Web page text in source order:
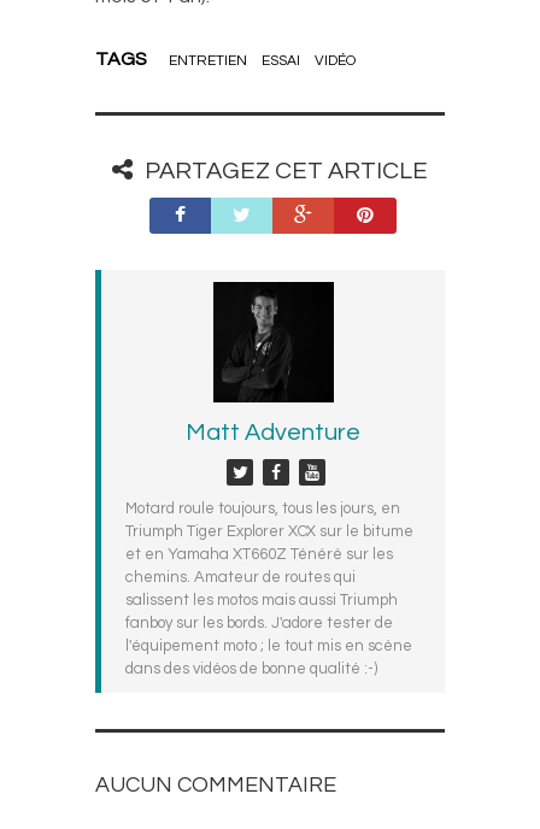
TAGS ENTRETIEN ESSAI VIDÉO
PARTAGEZ CET ARTICLE
Matt Adventure
Motard roule toujours, tous les jours, en
Triumph Tiger Explorer XCX sur le bitume
et en Yamaha XT660Z Ténéré sur les
chemins. Amateur de routes qui
salissent les motos mais aussi Triumph
fanboy sur les bords. J'adore tester de
l'équipement moto ; le tout mis en scène
dans des vidéos de bonne qualité :-)
AUCUN COMMENTAIRE